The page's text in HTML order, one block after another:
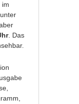
im
. Das